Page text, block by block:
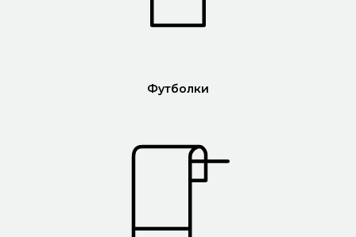
Футболки